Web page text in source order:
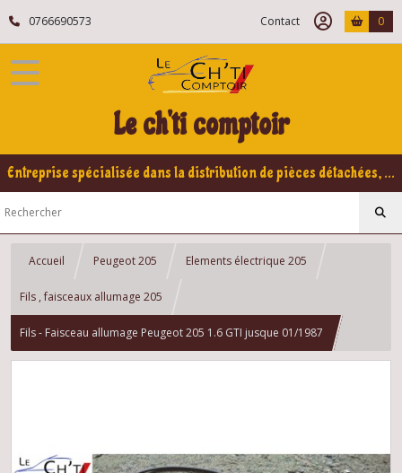
0766690573 Contact 0
Le ch'ti comptoir
Entreprise spécialisée dans la distribution de pièces détachées, refabrication pour voitures Yountimers Peugeot 205 GTI, 309 GTI - GTI16
Accueil Peugeot 205 Elements électrique 205
Fils , faisceaux allumage 205
Fils - Faisceau allumage Peugeot 205 1.6 GTI jusque 01/1987